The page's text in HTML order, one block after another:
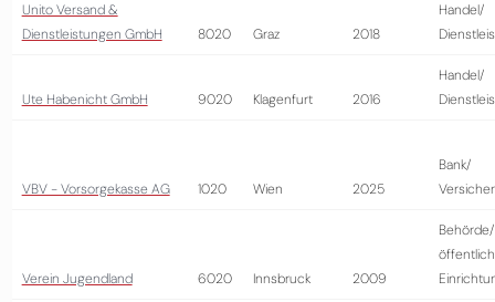
Unito Versand &
Dienstleistungen GmbH
8020 Graz 2018
Handel/
Ute Habenicht GmbH 9020 Klagenfurt 2016
Handel/
VBV - Vorsorgekasse AG 1020 Wien 2025
Bank/
Verein Jugendland 6020 Innsbruck 2009
Behörde/